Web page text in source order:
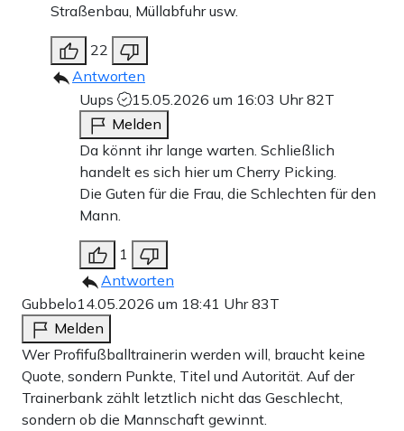
Straßenbau, Müllabfuhr usw.
22
Antworten
Uups
15.05.2026 um 16:03 Uhr82T
Melden
Da könnt ihr lange warten. Schließlich
handelt es sich hier um Cherry Picking.
Die Guten für die Frau, die Schlechten für den
Mann.
1
Antworten
Gubbelo14.05.2026 um 18:41 Uhr83T
Melden
Wer Profifußballtrainerin werden will, braucht keine
Quote, sondern Punkte, Titel und Autorität. Auf der
Trainerbank zählt letztlich nicht das Geschlecht,
sondern ob die Mannschaft gewinnt.